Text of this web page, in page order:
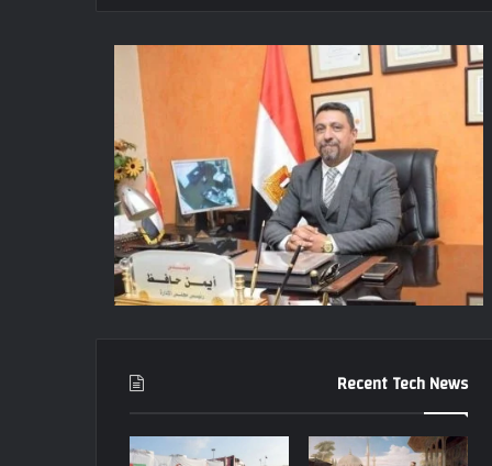
Recent Tech News